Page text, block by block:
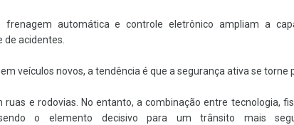
frenagem automática e controle eletrônico ampliam a
de acidentes.
veículos novos, a tendência é que a segurança ativa se torne
e rodovias. No entanto, a combinação entre tecnologia,
o elemento decisivo para um trânsito mais